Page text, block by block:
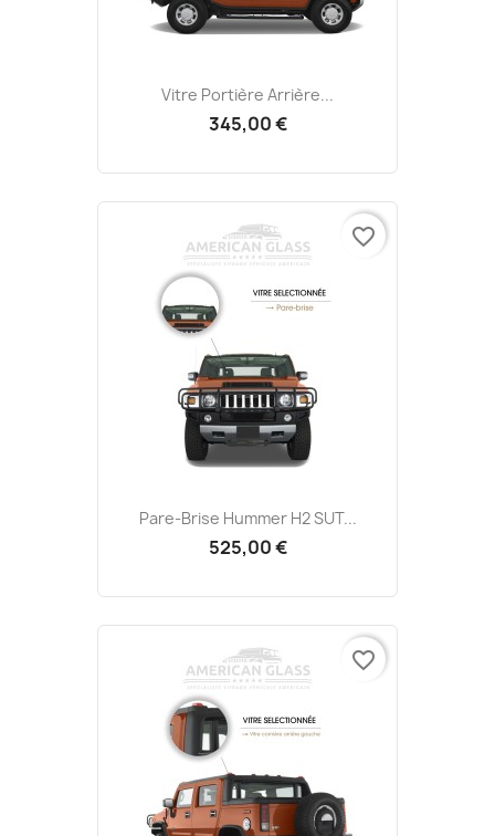
Vitre Portière Arrière...
345,00 €
Pare-Brise Hummer H2 SUT...
525,00 €
favorite_border
favorite_border